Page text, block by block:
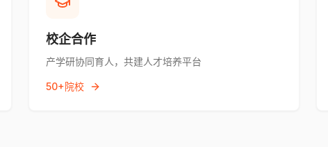
校企合作
产学研协同育人，共建人才培养平台
50+院校